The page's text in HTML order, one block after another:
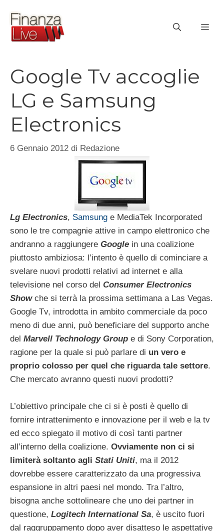
contenuto
Google Tv accoglie
LG e Samsung
Electronics
6 Gennaio 2012 di Redazione
Lg Electronics, Samsung e MediaTek Incorporated
sono le tre compagnie attive in campo elettronico che
andranno a raggiungere Google in una coalizione
piuttosto ambiziosa: l’intento è quello di cominciare a
svelare nuovi prodotti relativi ad internet e alla
televisione nel corso del Consumer Electronics
Showche si terrà la prossima settimana a Las Vegas.
Google Tv, introdotta in ambito commerciale da poco
meno di due anni, può beneficiare del supporto anche
del Marvell Technology Group e di Sony Corporation,
ragione per la quale si può parlare di un vero e
proprio colosso per quel che riguarda tale settore.
Che mercato avranno questi nuovi prodotti?
L’obiettivo principale che ci si è posti è quello di
fornire intrattenimento e innovazione per il web e la tv
ed ecco spiegato il motivo di così tanti partner
all’interno della coalizione. Ovviamente non ci si
limiterà soltanto agli Stati Uniti, ma il 2012
dovrebbe essere caratterizzato da una progressiva
espansione in altri paesi nel mondo. Tra l’altro,
bisogna anche sottolineare che uno dei partner in
questione, Logitech International Sa, è uscito fuori
dal raggruppamento dopo aver disatteso le aspettative